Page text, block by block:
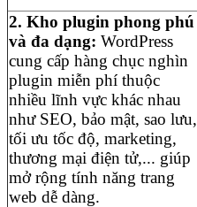
2. Kho plugin phong phú
và đa dạng: WordPress
cung cấp hàng chục nghìn
plugin miễn phí thuộc
nhiều lĩnh vực khác nhau
như SEO, bảo mật, sao lưu,
tối ưu tốc độ, marketing,
thương mại điện tử,... giúp
mở rộng tính năng trang
web dễ dàng.